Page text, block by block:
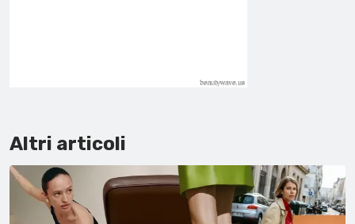
Altri articoli